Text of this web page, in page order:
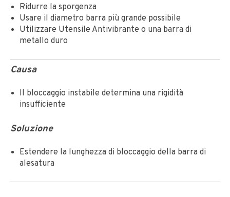
Ridurre la sporgenza
Usare il diametro barra più grande possibile
Utilizzare Utensile Antivibrante o una barra di
metallo duro
Causa
Il bloccaggio instabile determina una rigidità
insufficiente
Soluzione
Estendere la lunghezza di bloccaggio della barra di
alesatura